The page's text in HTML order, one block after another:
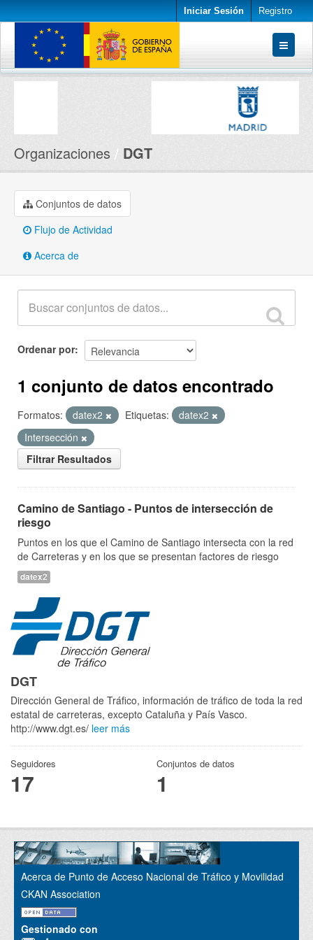
Iniciar Sesión Registro
Conjuntos de datos
Organizaciones DGT
Conjuntos de datos
Flujo de Actividad
Acerca de
Ordenar por
1 conjunto de datos encontrado
Formatos: datex2 Etiquetas:
datex2
Intersección
Filtrar Resultados
Camino de Santiago - Puntos de intersección de
riesgo
Puntos en los que el Camino de Santiago intersecta con la red
de Carreteras y en los que se presentan factores de riesgo
datex2
DGT
Dirección General de Tráfico, información de tráfico de toda la red
estatal de carreteras, excepto Cataluña y País Vasco.
http://www.dgt.es/ leer más
Seguidores
17
Conjuntos de datos
1
Acerca de Punto de Acceso Nacional de Tráfico y Movilidad
CKAN Association
Gestionado con